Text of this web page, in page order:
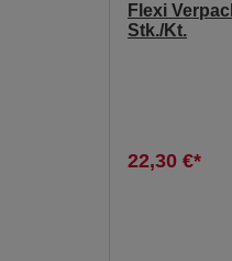
Flexi
Stk./Kt.
22,30 €*